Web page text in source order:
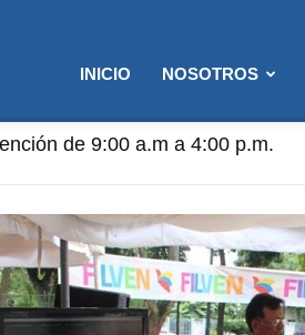
INICIO NOSOTROS
de 9:00 a.m a 4:00 p.m.